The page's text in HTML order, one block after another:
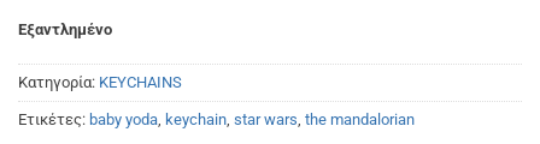
Εξαντλημένο
Κατηγορία: KEYCHAINS
Ετικέτες: baby yoda, keychain, star wars, the mandalorian